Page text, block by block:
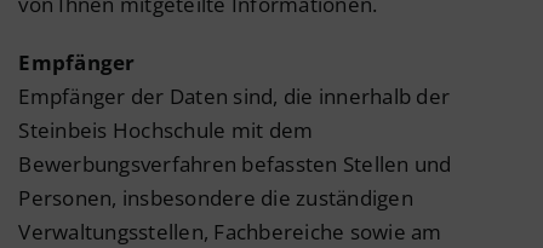
Empfänger
Empfänger der Daten sind, die innerhalb der
Steinbeis Hochschule mit dem
Bewerbungsverfahren befassten Stellen und
Personen, insbesondere die zuständigen
Verwaltungsstellen, Fachbereiche sowie am